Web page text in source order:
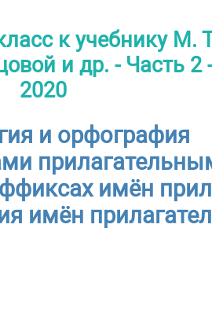
к учебнику М.
и др. - Часть 2
2020
и орфография
имён
имён